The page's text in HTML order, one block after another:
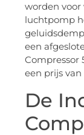
worden voor
luchtpomp
een
Compressor
een prijs van
De